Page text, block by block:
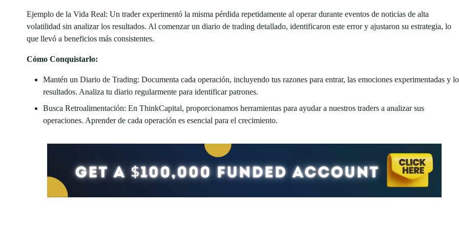
Ejemplo de la Vida Real: Un trader experimentó la misma pérdida repetidamente al operar durante eventos de noticias de alta
volatilidad sin analizar los resultados. Al comenzar un diario de trading detallado, identificaron este error y ajustaron su estrategia, lo
que llevó a beneficios más consistentes.
Cómo Conquistarlo:
Mantén un Diario de Trading: Documenta cada operación, incluyendo tus razones para entrar, las emociones experimentadas y
resultados. Analiza tu diario regularmente para identificar patrones.
Busca Retroalimentación: En ThinkCapital, proporcionamos herramientas para ayudar a nuestros traders a analizar sus
operaciones. Aprender de cada operación es esencial para el crecimiento.